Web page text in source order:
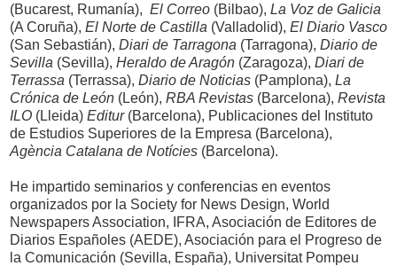
(Bucarest, Rumanía), El Correo (Bilbao), La Voz de Galicia
(A Coruña), El Norte de Castilla (Valladolid), El Diario Vasco
(San Sebastián), Diari de Tarragona (Tarragona), Diario de
Sevilla (Sevilla), Heraldo de Aragón (Zaragoza), Diari de
Terrassa (Terrassa), Diario de Noticias (Pamplona), La
Crónica de León (León), RBA Revistas (Barcelona), Revista
ILO (Lleida) Editur(Barcelona), Publicaciones del Instituto
de Estudios Superiores de la Empresa (Barcelona),
Agència Catalana de Notícies (Barcelona).
He impartido seminarios y conferencias en eventos
organizados por la Society for News Design, World
Newspapers Association, IFRA, Asociación de Editores de
Diarios Españoles (AEDE), Asociación para el Progreso de
la Comunicación (Sevilla, España), Universitat Pompeu